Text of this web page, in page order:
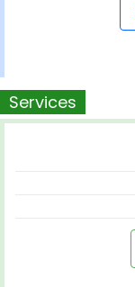
Services